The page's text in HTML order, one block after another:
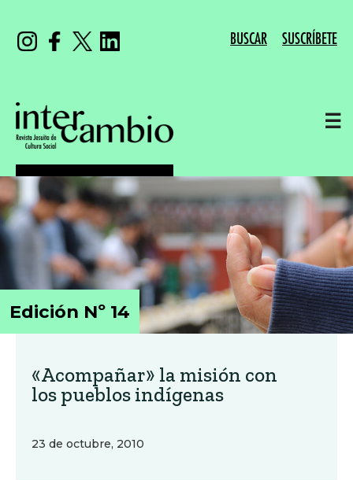
BUSCAR SUSCRÍBETE
☰
Edición Nº 14
«Acompañar» la misión con
los pueblos indígenas
23 de octubre, 2010